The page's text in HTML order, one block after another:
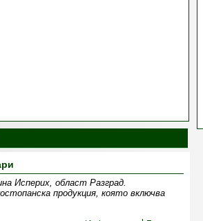
Исперих, област Разград.
продукция, която включва